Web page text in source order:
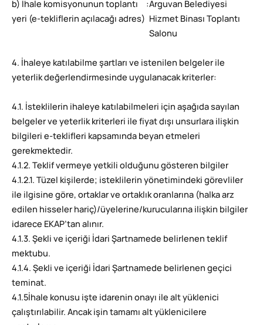
b) İhale komisyonunun toplantı
yeri (e-tekliflerin açılacağı adres)
:Arguvan Belediyesi
Hizmet Binası Toplantı
Salonu
4. İhaleye katılabilme şartları ve istenilen belgeler ile
yeterlik değerlendirmesinde uygulanacak kriterler:
4.1. İsteklilerin ihaleye katılabilmeleri için aşağıda sayılan
belgeler ve yeterlik kriterleri ile fiyat dışı unsurlara ilişkin
bilgileri e-teklifleri kapsamında beyan etmeleri
gerekmektedir.
4.1.2. Teklif vermeye yetkili olduğunu gösteren bilgiler
4.1.2.1. Tüzel kişilerde; isteklilerin yönetimindeki görevliler
ile ilgisine göre, ortaklar ve ortaklık oranlarına (halka arz
edilen hisseler hariç)/üyelerine/kurucularına ilişkin bilgiler
idarece EKAP’tan alınır.
4.1.3. Şekli ve içeriği İdari Şartnamede belirlenen teklif
mektubu.
4.1.4. Şekli ve içeriği İdari Şartnamede belirlenen geçici
teminat.
4.1.5İhale konusu işte idarenin onayı ile alt yüklenici
çalıştırılabilir. Ancak işin tamamı alt yüklenicilere